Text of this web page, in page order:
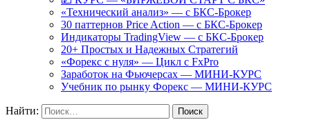
«Технический анализ» — с БКС-Брокер
30 паттернов Price Action — с БКС-Брокер
Индикаторы TradingView — с БКС-Брокер
20+ Простых и Надежных Стратегий
«Форекс с нуля» — Цикл с FxPro
Заработок на Фьючерсах — МИНИ-КУРС
Учебник по рынку Форекс — МИНИ-КУРС
Найти: